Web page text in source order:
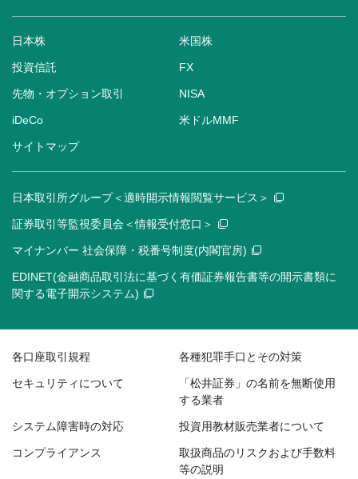
日本株 米国株
投資信託 FX
先物・オプション取引 NISA
iDeCo 米ドルMMF
サイトマップ
日本取引所グループ＜適時開示情報閲覧サービス＞
証券取引等監視委員会＜情報受付窓口＞
マイナンバー 社会保障・税番号制度(内閣官房)
EDINET(金融商品取引法に基づく有価証券報告書等の開示書類に
関する電子開示システム)
各口座取引規程 各種犯罪手口とその対策
セキュリティについて
「松井証券」の名前を無断使用
する業者
システム障害時の対応 投資用教材販売業者について
コンプライアンス
取扱商品のリスクおよび手数料
等の説明